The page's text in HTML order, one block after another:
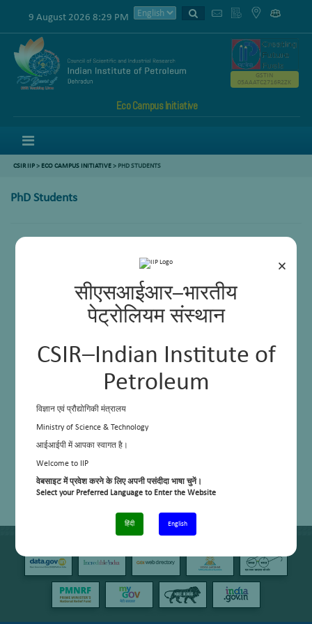
×
सीएसआईआर–भारतीय
पेट्रोलियम संस्थान
CSIR–Indian Institute of
Petroleum
विज्ञान एवं प्रौद्योगिकी मंत्रालय
Ministry of Science & Technology
आईआईपी में आपका स्वागत है।
Welcome to IIP
वेबसाइट में प्रवेश करने के लिए अपनी पसंदीदा भाषा चुनें।
Select your Preferred Language to Enter the Website
हिंदी English
9 August 2026 8:29 PM
Eco Campus Initiative
GSTIN
05AAATC2716R2ZK
CSIR IIP> ECO CAMPUS INITIATIVE> PHD STUDENTS
PhD Students